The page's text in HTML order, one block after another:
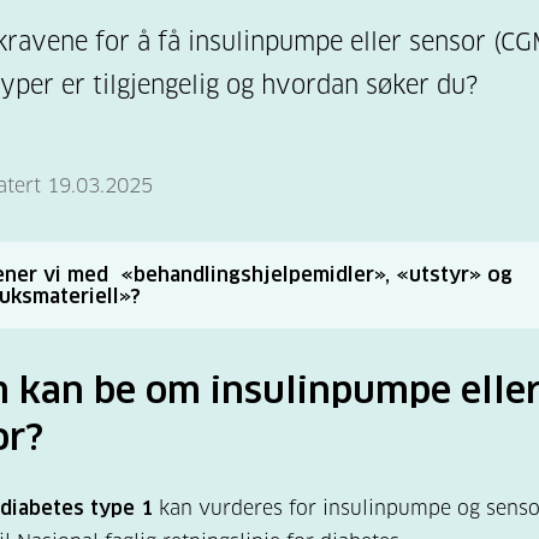
for å få insulinpumpe eller sensor
er tilgjengelig og hvordan søker du?
19.03.2025
vi med «behandlingshjelpemidler», «utstyr» og
(kontinuerlig vevsglukosemålere, også kalt CGM).
kaller de oftest slikt utstyr
er et fellesnavn for flere andre ting du
kan be om insulinpumpe
type 1 kan vurderes for insulinpumpe og